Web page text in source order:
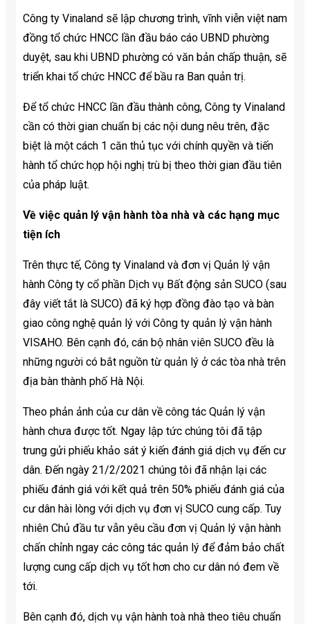
Công ty Vinaland sẽ lập chương trình, vĩnh viễn việt nam
đồng tổ chức HNCC lần đầu báo cáo UBND phường
duyệt, sau khi UBND phường có văn bản chấp thuận, sẽ
triển khai tổ chức HNCC để bầu ra Ban quản trị.
Để tổ chức HNCC lần đầu thành công, Công ty Vinaland
cần có thời gian chuẩn bị các nội dung nêu trên, đặc
biệt là một cách 1 căn thủ tục với chính quyền và tiến
hành tổ chức họp hội nghị trù bị theo thời gian đầu tiên
của pháp luật.
Về việc quản lý vận hành tòa nhà và các hạng mục
tiện ích
Trên thực tế, Công ty Vinaland và đơn vị Quản lý vận
hành Công ty cổ phần Dịch vụ Bất động sản SUCO (sau
đây viết tắt là SUCO) đã ký hợp đồng đào tạo và bàn
giao công nghệ quản lý với Công ty quản lý vận hành
VISAHO. Bên cạnh đó, cán bộ nhân viên SUCO đều là
những người có bắt nguồn từ quản lý ở các tòa nhà trên
địa bàn thành phố Hà Nội.
Theo phản ảnh của cư dân về công tác Quản lý vận
hành chưa được tốt. Ngay lập tức chúng tôi đã tập
trung gửi phiếu khảo sát ý kiến đánh giá dịch vụ đến cư
dân. Đến ngày 21/2/2021 chúng tôi đã nhận lại các
phiếu đánh giá với kết quả trên 50% phiếu đánh giá của
cư dân hài lòng với dịch vụ đơn vị SUCO cung cấp. Tuy
nhiên Chủ đầu tư vẫn yêu cầu đơn vị Quản lý vận hành
chấn chỉnh ngay các công tác quản lý để đảm bảo chất
lượng cung cấp dịch vụ tốt hơn cho cư dân nó đem về
tới.
Bên cạnh đó, dịch vụ vận hành toà nhà theo tiêu chuẩn